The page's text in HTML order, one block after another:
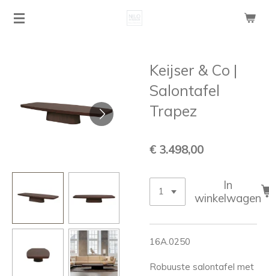
Ga
Keijser & Co |
Salontafel
Trapez
€ 3.498,00
In
winkelwagen
16A.0250
Robuuste salontafel met